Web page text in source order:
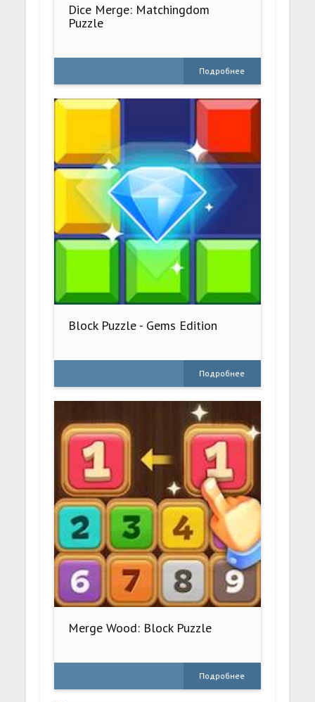
Dice Merge: Matchingdom
Puzzle
Подробнее
Block Puzzle - Gems Edition
Подробнее
Merge Wood: Block Puzzle
Подробнее